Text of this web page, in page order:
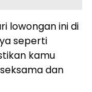
lowongan ini di
seperti
kamu
dan